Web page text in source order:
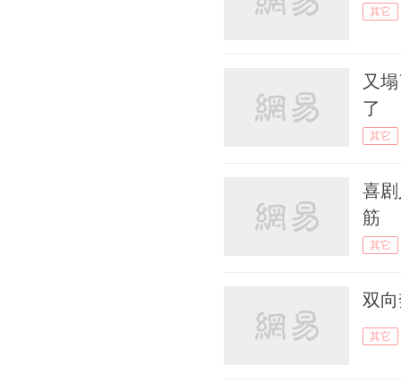
其它
又
了
其它
喜
筋
其它
双
其它